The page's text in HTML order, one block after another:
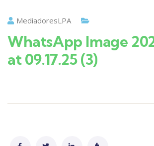
MediadoresLPA
WhatsApp Image
at 09.17.25 (3)